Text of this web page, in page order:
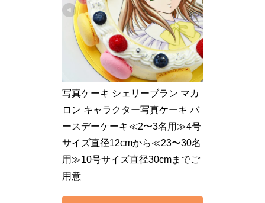
写真ケーキ シェリーブラン マカ
ロン キャラクター写真ケーキ バ
ースデーケーキ≪2〜3名用≫4号
サイズ直径12cmから≪23〜30名
用≫10号サイズ直径30cmまでご
用意